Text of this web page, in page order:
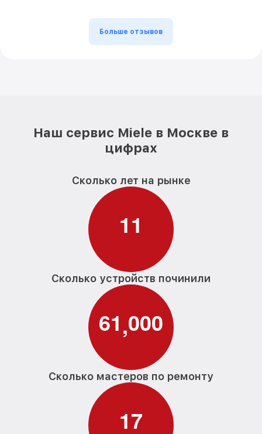
Больше отзывов
Наш сервис Miele в Москве в
цифрах
Сколько лет на рынке
11
Сколько устройств починили
61,000
Сколько мастеров по ремонту
17